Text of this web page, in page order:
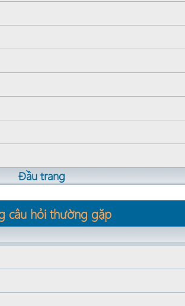
Đầu trang
câu hỏi thường gặp